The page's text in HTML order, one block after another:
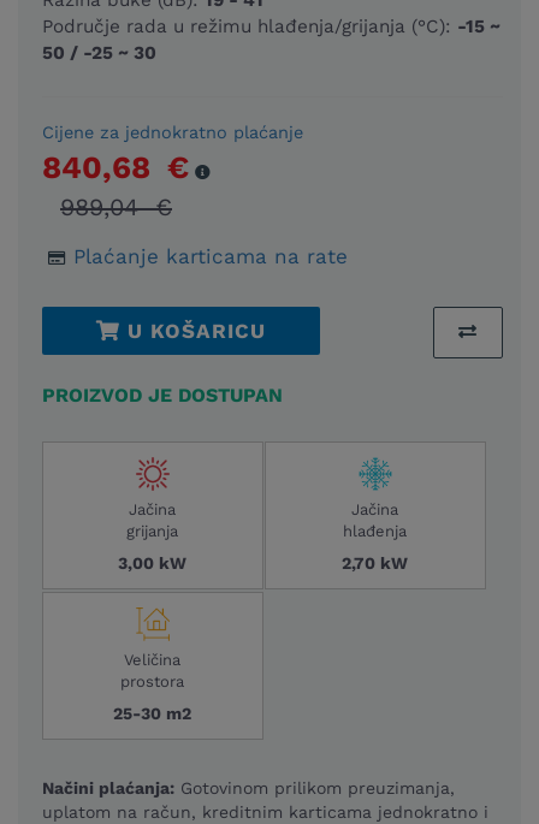
Područje rada u režimu hlađenja/grijanja (°C): -15 ~
50 / -25 ~ 30
Cijene za jednokratno plaćanje
840,68 €
989,04 €
Plaćanje karticama na rate
U KOŠARICU
PROIZVOD JE DOSTUPAN
Jačina
grijanja
3,00 kW
Jačina
hlađenja
2,70 kW
Veličina
prostora
25-30 m2
Načini plaćanja: Gotovinom prilikom preuzimanja,
uplatom na račun, kreditnim karticama jednokratno i